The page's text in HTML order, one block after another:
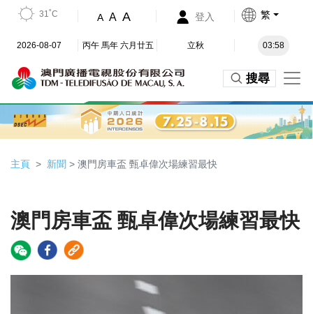
31˚C A A A 登入 繁
2026-08-07 丙午 馬年 六月廿五 立秋 03:58
搜尋
主頁 新聞 > 澳門房車盃 甄卓偉次場練習最快
澳門房車盃 甄卓偉次場練習最快